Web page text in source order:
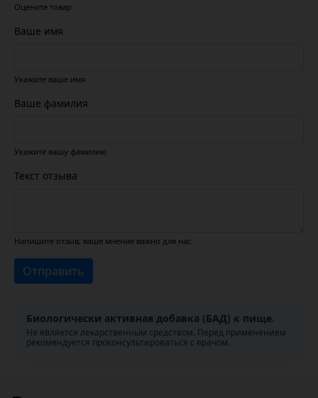
Оцените товар
Ваше имя
Укажите ваше имя
Ваше фамилия
Укажите вашу фамилию
Текст отзыва
Напишите отзыв, ваше мнение важно для нас.
Отправить
Биологически активная добавка (БАД) к пище.
Не является лекарственным средством. Перед применением
рекомендуется проконсультироваться с врачом.